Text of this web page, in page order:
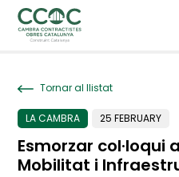
Tornar al llistat
LA CAMBRA 25 FEBRUARY
Esmorzar
Mobilitat i